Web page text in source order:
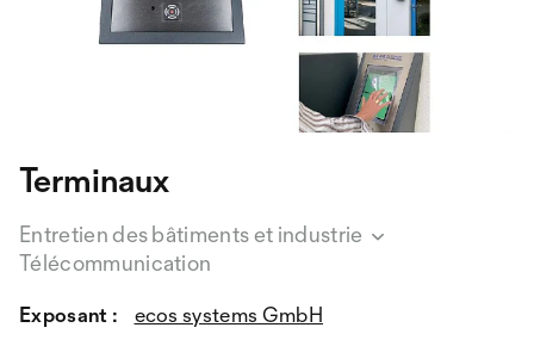
Terminaux
Entretien des bâtiments et industrie
Télécommunication
Exposant :
ecos systems GmbH